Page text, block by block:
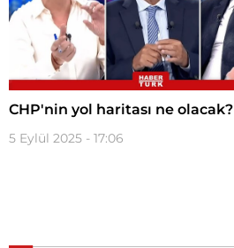
CHP'nin yol haritası ne olacak?
5 Eylül 2025 - 17:06